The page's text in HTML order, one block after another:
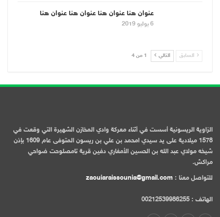
عنوان هنا عنوان هنا عنوان هنا عنوان هنا
6 يوليو 2019
السابق التالي 1 من 4
الزاوية الريسونية أسست في أثناء معركة وادي المخازن الشهيرة التي وقعت في
1578 ميلادية على يد سيدي امحمد بن علي بن ريسون المتوفى عام 1609 بإذن
شيخه مولاي عبد الله بن الحسين الأمغاري دفين قرية تامصلوحت ضواحي
مراكش.
للتواصل معنا : zaouiaraissounia@gmail.com
الهاتف : 00212539986255